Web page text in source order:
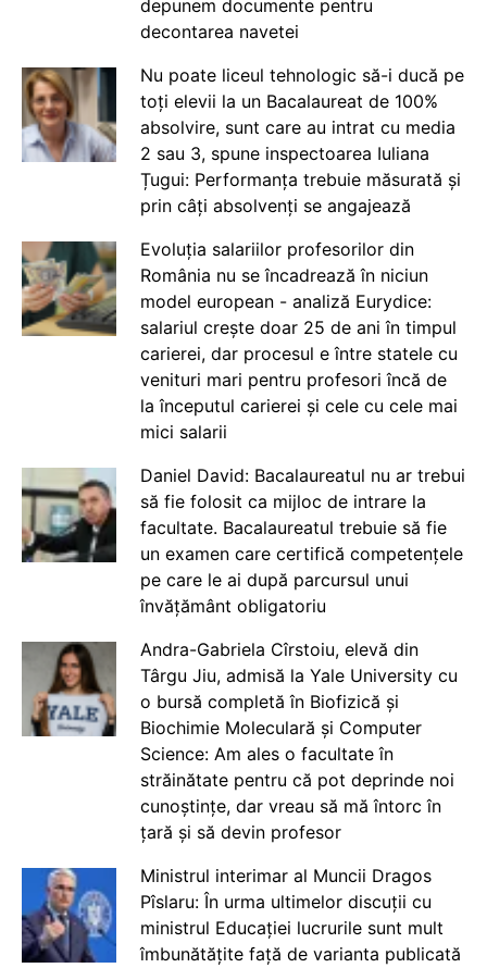
depunem documente pentru
decontarea navetei
Nu poate liceul tehnologic să-i ducă pe
toți elevii la un Bacalaureat de 100%
absolvire, sunt care au intrat cu media
2 sau 3, spune inspectoarea Iuliana
Țugui: Performanța trebuie măsurată și
prin câți absolvenți se angajează
Evoluția salariilor profesorilor din
România nu se încadrează în niciun
model european - analiză Eurydice:
salariul crește doar 25 de ani în timpul
carierei, dar procesul e între statele cu
venituri mari pentru profesori încă de
la începutul carierei și cele cu cele mai
mici salarii
Daniel David: Bacalaureatul nu ar trebui
să fie folosit ca mijloc de intrare la
facultate. Bacalaureatul trebuie să fie
un examen care certifică competențele
pe care le ai după parcursul unui
învățământ obligatoriu
Andra-Gabriela Cîrstoiu, elevă din
Târgu Jiu, admisă la Yale University cu
o bursă completă în Biofizică și
Biochimie Moleculară și Computer
Science: Am ales o facultate în
străinătate pentru că pot deprinde noi
cunoștințe, dar vreau să mă întorc în
țară și să devin profesor
Ministrul interimar al Muncii Dragos
Pîslaru: În urma ultimelor discuții cu
ministrul Educației lucrurile sunt mult
îmbunătățite față de varianta publicată